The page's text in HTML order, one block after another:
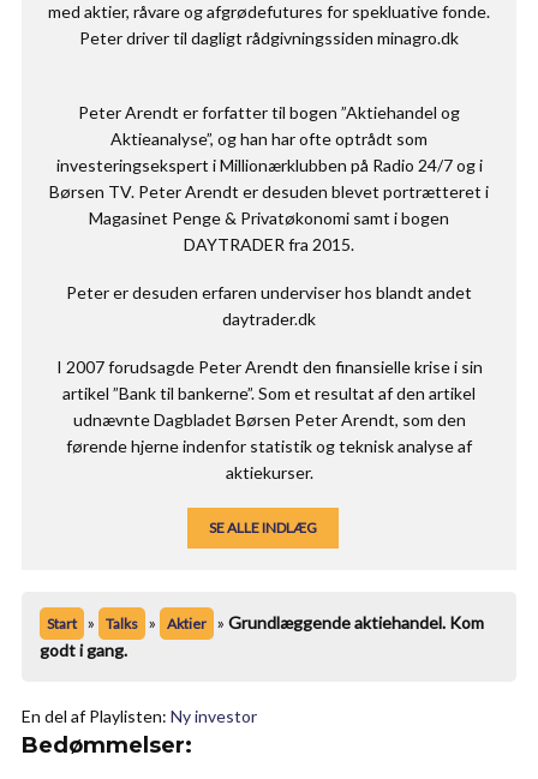
med aktier, råvare og afgrødefutures for spekluative fonde.
Peter driver til dagligt rådgivningssiden minagro.dk
Peter Arendt er forfatter til bogen ”Aktiehandel og
Aktieanalyse”, og han har ofte optrådt som
investeringsekspert i Millionærklubben på Radio 24/7 og i
Børsen TV. Peter Arendt er desuden blevet portrætteret i
Magasinet Penge & Privatøkonomi samt i bogen
DAYTRADER fra 2015.
Peter er desuden erfaren underviser hos blandt andet
daytrader.dk
I 2007 forudsagde Peter Arendt den finansielle krise i sin
artikel ”Bank til bankerne”. Som et resultat af den artikel
udnævnte Dagbladet Børsen Peter Arendt, som den
førende hjerne indenfor statistik og teknisk analyse af
aktiekurser.
SE ALLE INDLÆG
Start » Talks » Aktier » Grundlæggende aktiehandel. Kom
godt i gang.
En del af Playlisten: Ny investor
Bedømmelser: